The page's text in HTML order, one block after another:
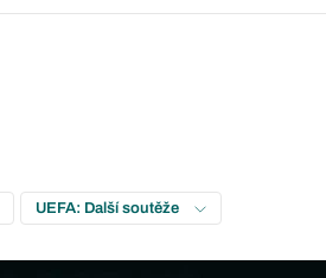
UEFA: Další soutěže